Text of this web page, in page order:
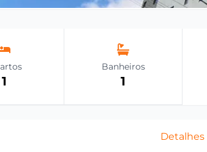
1
Banheiros
1
Detalhes